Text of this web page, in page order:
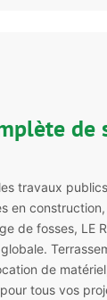
de
travaux
en
de fosses, LE
de
tous vos